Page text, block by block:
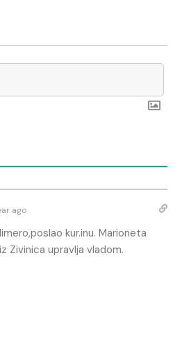
ago
kur.inu. Marioneta
Zivinica upravlja vladom.